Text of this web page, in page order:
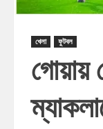
খেলা ফুটবল
গোয়ায়